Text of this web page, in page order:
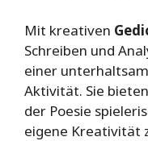
Mit kreativen
Schreiben und
einer
Aktivität. Sie
der Poesie
eigene Kreativität